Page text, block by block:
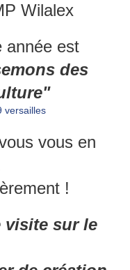
Wilalex
année est
des
vous en
!
visite sur le